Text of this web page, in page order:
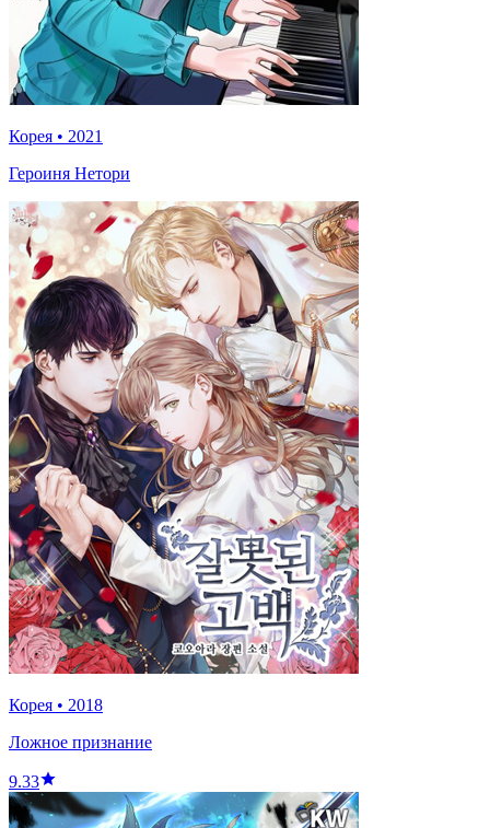
Корея • 2021
Героиня Нетори
Корея • 2018
Ложное признание
9.33